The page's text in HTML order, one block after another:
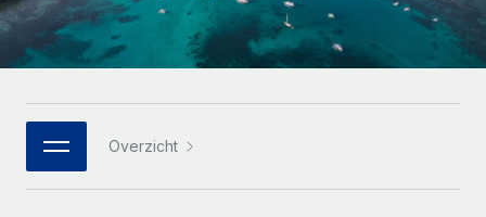
Platform
Ingebouwde essentiële HR-functies voor je team
Integraties
Enterprise
Global HR voor grote bedrijven
WERK MET ONS SAMEN
Strategische technologiepartners
HR-woordenlijst
Checklists en templates
Webinars
Italiano
Português (Portugal)
日本語
한국어
Overzicht